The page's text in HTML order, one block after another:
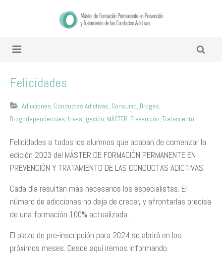
Felicidades
Adicciones, Conductas Adictivas, Consumo, Drogas,
Drogodependencias, Investigación, MÁSTER, Prevención, Tratamiento
Felicidades a todos los alumnos que acaban de comenzar la
edición 2023 del MÁSTER DE FORMACIÓN PERMANENTE EN
PREVENCIÓN Y TRATAMIENTO DE LAS CONDUCTAS ADICTIVAS.
Cada día resultan más necesarios los especialistas. El
número de adicciones no deja de crecer, y afrontarlas precisa
de una formación 100% actualizada.
El plazo de pre-inscripción para 2024 se abrirá en los
próximos meses. Desde aquí iremos informando.